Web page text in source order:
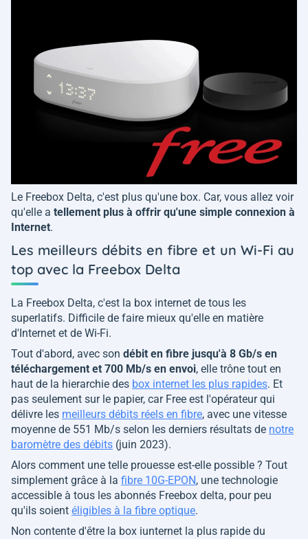
Le Freebox Delta, c'est plus qu'une box. Car, vous allez voir
qu'elle a tellement plus à offrir qu'une simple connexion à
Internet.
Les meilleurs débits en fibre et un Wi-Fi au
top avec la Freebox Delta
La Freebox Delta, c'est la box internet de tous les
superlatifs. Difficile de faire mieux qu'elle en matière
d'Internet et de Wi-Fi.
Tout d'abord, avec son débit en fibre jusqu'à 8 Gb/s en
téléchargement et 700 Mb/s en envoi, elle trône tout en
haut de la hierarchie des box internet les plus rapides. Et
pas seulement sur le papier, car Free est l'opérateur qui
délivre les meilleurs débits réels en fibre, avec une vitesse
moyenne de 551 Mb/s selon les derniers résultats de notre
baromètre des débits (juin 2023).
Alors comment une telle prouesse est-elle possible ? Tout
simplement grâce à la fibre 10G-EPON, une technologie
accessible à tous les abonnés Freebox delta, pour peu
qu'ils soient éligibles à la fibre optique.
Non contente d'être la box iunternet la plus rapide du